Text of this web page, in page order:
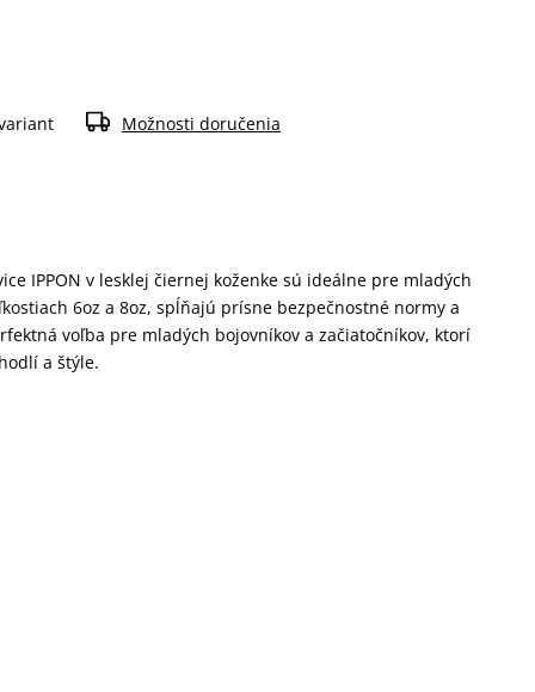
IPPON v lesklej čiernej koženke sú ideálne pre mladých
6oz a 8oz, spĺňajú prísne bezpečnostné normy a
voľba pre mladých bojovníkov a začiatočníkov, ktorí
a štýle.
Možnosti doručenia